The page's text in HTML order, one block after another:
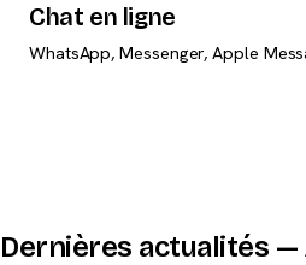
Chat en ligne
WhatsApp, Messenger, Apple
Dernières actualités —